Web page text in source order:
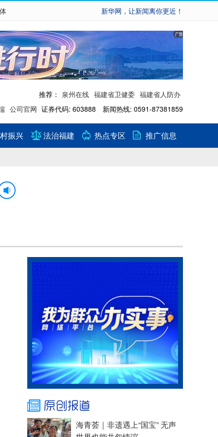
新华网，让新闻离你更近！
推荐： 泉州在线 福建省卫健委 福建省人防办
公司官网 证券代码: 603888 新闻热线: 0591-87381859
振兴 法治福建 热点专区 推广信息